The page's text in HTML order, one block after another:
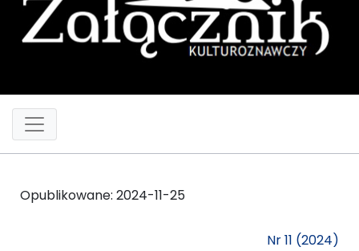
Opublikowane: 2024-11-25
Nr 11 (2024)